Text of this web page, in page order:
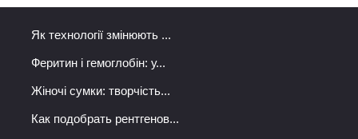
Як технології змінюють ...
Феритин і гемоглобін: у...
Жіночі сумки: творчість...
Как подобрать рентгенов...